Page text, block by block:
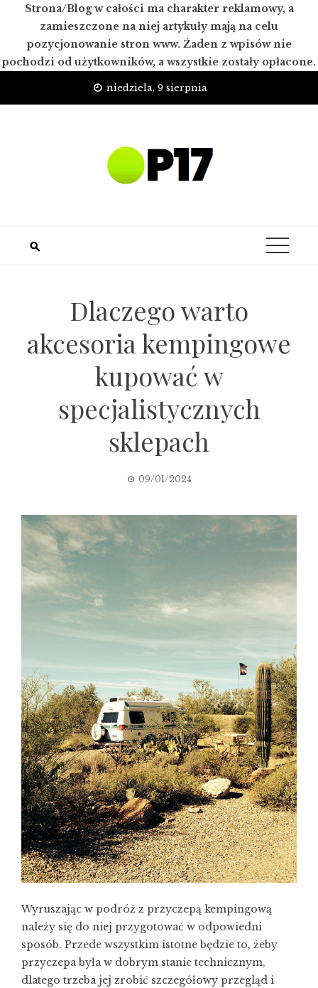
Strona/Blog w całości ma charakter reklamowy, a
zamieszczone na niej artykuły mają na celu
pozycjonowanie stron www. Żaden z wpisów nie
pochodzi od użytkowników, a wszystkie zostały opłacone.
niedziela, 9 sierpnia
Dlaczego warto
akcesoria kempingowe
kupować w
specjalistycznych
sklepach
09/01/2024
Wyruszając w podróż z przyczepą kempingową
należy się do niej przygotować w odpowiedni
sposób. Przede wszystkim istotne będzie to, żeby
przyczepa była w dobrym stanie technicznym,
dlatego trzeba jej zrobić szczegółowy przegląd i